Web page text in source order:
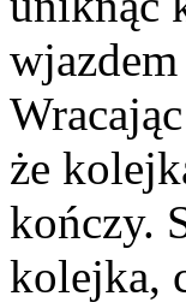
że
kończy.
kolejka,